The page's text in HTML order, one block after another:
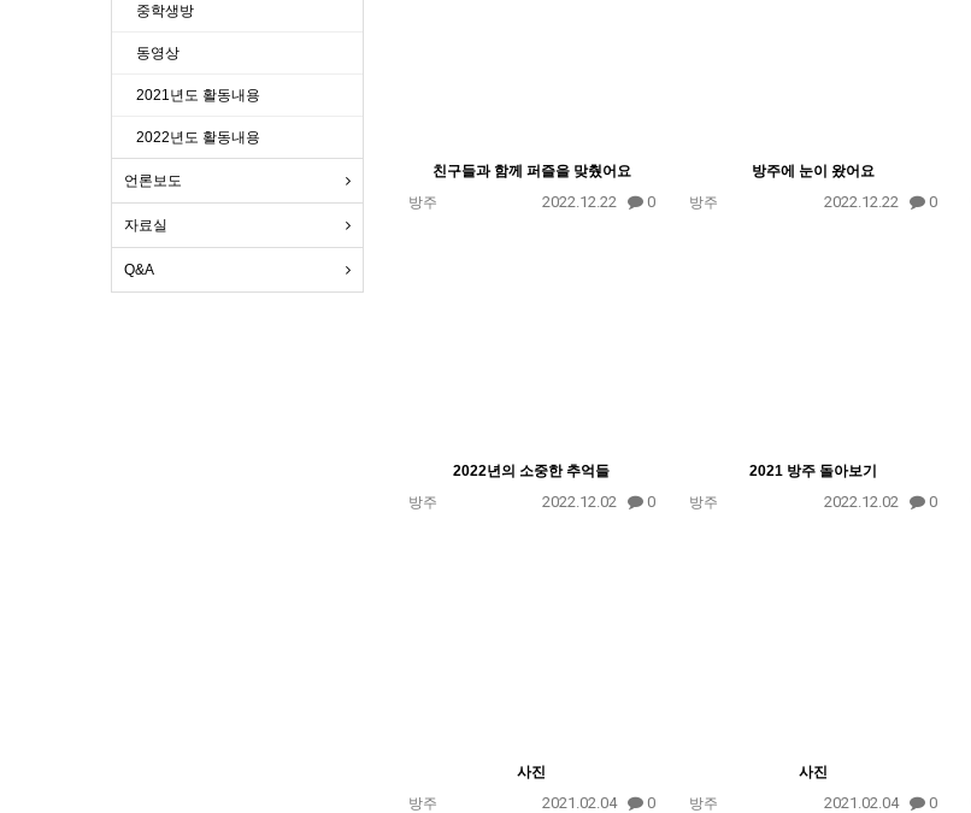
친구들과 함께 퍼즐을 맞췄어요
방주
2022.12.22 0
방주에 눈이 왔어요
방주
2022.12.22 0
2022년의 소중한 추억들
방주
2022.12.02 0
2021 방주 돌아보기
방주
2022.12.02 0
사진
방주
2021.02.04 0
사진
방주
2021.02.04 0
중학생방
동영상
2021년도 활동내용
2022년도 활동내용
언론보도
자료실
Q&A